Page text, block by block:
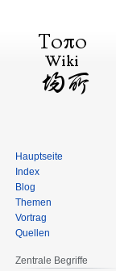
Hauptseite
Index
Blog
Themen
Vortrag
Quellen
Zentrale Begriffe